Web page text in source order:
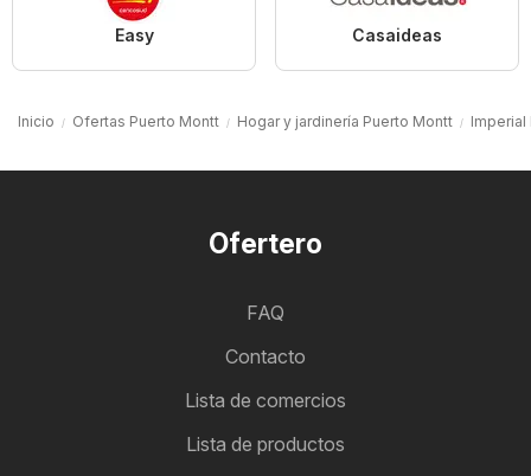
Easy Casaideas
Inicio Ofertas Puerto Montt Hogar y jardinería Puerto Montt Imperial
Ofertero
FAQ
Contacto
Lista de comercios
Lista de productos